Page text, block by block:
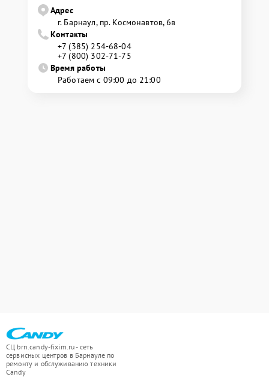
Адрес
г. Барнаул, ​пр. Космонавтов, 6в
Контакты
+7 (385) 254-68-04
+7 (800) 302-71-75
Время работы
Работаем с 09:00 до 21:00
СЦ brn.candy-fixim.ru - сеть
сервисных центров в Барнауле по
ремонту и обслуживанию техники
Candy